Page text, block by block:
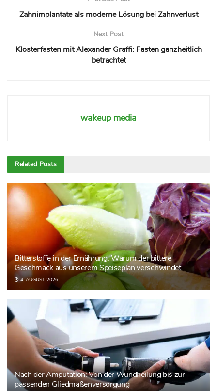
Zahnimplantate als moderne Lösung bei Zahnverlust
Next Post
Klosterfasten mit Alexander Graffi: Fasten ganzheitlich
betrachtet
wakeup media
Related Posts
Bitterstoffe in der Ernährung: Warum der bittere
Geschmack aus unserem Speiseplan verschwindet
4. AUGUST 2026
Nach der Amputation: Von der Wundheilung bis zur
passenden Gliedmaßenversorgung